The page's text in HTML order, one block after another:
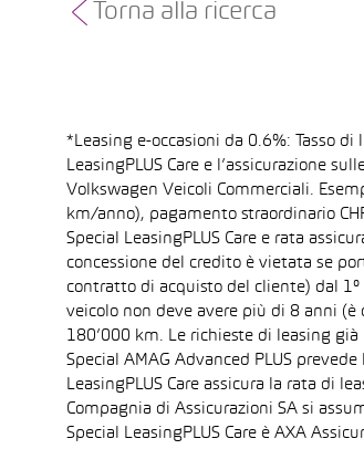
Torna alla ricerca
*Leasing e-occasioni da 0.6%: Tasso di
LeasingPLUS Care e l’assicurazione
Volkswagen Veicoli Commerciali.
km/anno), pagamento straordinario
Special LeasingPLUS Care e rata
concessione del credito è vietata se
contratto di acquisto del cliente) dal
veicolo non deve avere più di 8 anni
180’000 km. Le richieste di leasing
Special AMAG Advanced PLUS
LeasingPLUS Care assicura la rata di
Compagnia di Assicurazioni SA si
Special LeasingPLUS Care è AXA